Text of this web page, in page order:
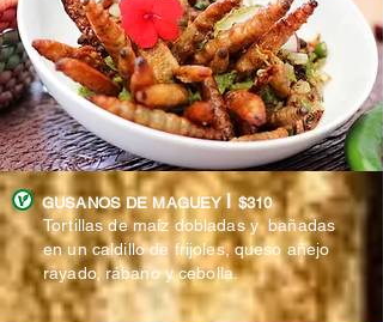
GUSANOS DE MAGUEYl $310
Tortillas de maíz dobladas y bañadas
en un caldillo de frijoles, queso añejo
rayado, rábanoy cebolla.